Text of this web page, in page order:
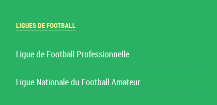
LIGUES DE FOOTBALL
Ligue de Football Professionnelle
Ligue Nationale du Football Amateur